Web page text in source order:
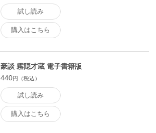
試し読み
購入はこちら
豪談 霧隠才蔵 電子書籍版
440円（税込）
試し読み
購入はこちら